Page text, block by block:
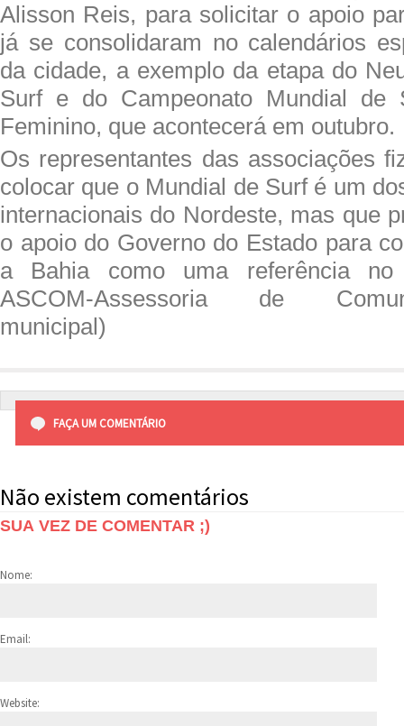
Alisson Reis, para solicitar o apoio
já se consolidaram no calendários
da cidade, a exemplo da etapa do
Surf e do Campeonato Mundial de
Feminino, que acontecerá em outubro.
Os representantes das associações
colocar que o Mundial de Surf é um
internacionais do Nordeste, mas que
o apoio do Governo do Estado para
a Bahia como uma referência no
ASCOM-Assessoria de
municipal)
FAÇA UM COMENTÁRIO
Não existem comentários
SUA VEZ DE COMENTAR ;)
Nome:
Email:
Website: